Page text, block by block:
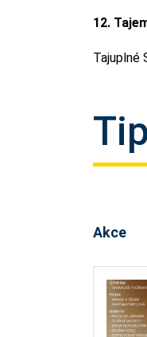
12.
Tajuplné
Akce